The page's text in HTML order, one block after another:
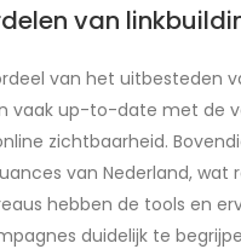
van
van het uitbesteden
vaak up-to-date met de
zichtbaarheid.
van Nederland, wat
hebben de tools en
duidelijk te